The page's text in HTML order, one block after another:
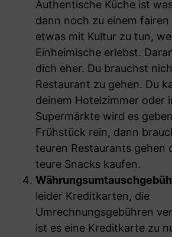
Authentische Küche ist
dann noch zu einem fairen
etwas mit Kultur zu tun,
Einheimische erlebst.
dich eher. Du brauchst
Restaurant zu gehen. Du
deinem Hotelzimmer oder
Supermärkte wird es
Frühstück rein, dann
teuren Restaurants gehen
teure Snacks kaufen.
leider Kreditkarten, die
Umrechnungsgebühren
ist es eine Kreditkarte zu